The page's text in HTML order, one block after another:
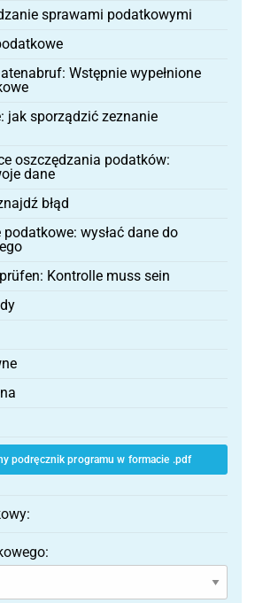
sprawami podatkowymi
Wstępnie wypełnione
jak sporządzić zeznanie
oszczędzania podatków:
dane
błąd
podatkowe: wysłać dane do
Kontrolle muss sein
podręcznik programu w formacie .pdf